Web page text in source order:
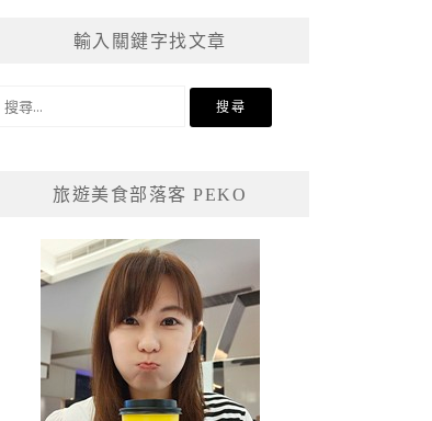
輸入關鍵字找文章
旅遊美食部落客 PEKO